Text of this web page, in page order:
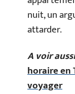
nuit, un
attarder.
A voir
horaire en
voyager